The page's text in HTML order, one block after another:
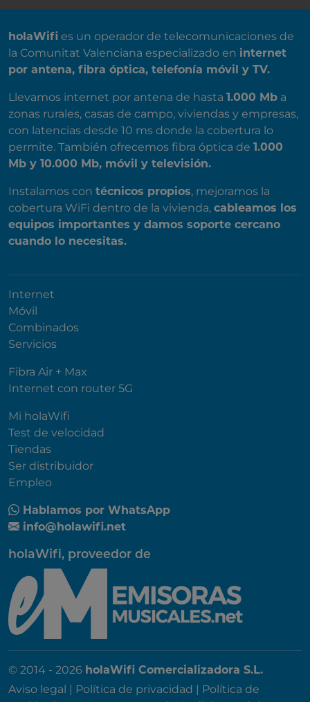
holaWifi es un operador de telecomunicaciones de
la Comunitat Valenciana especializado en internet
por antena, fibra óptica, telefonía móvil y TV.
Llevamos internet por antena de hasta 1.000 Mb a
zonas rurales, casas de campo, viviendas y empresas,
con latencias desde 10 ms donde la cobertura lo
permite. También ofrecemos fibra óptica de 1.000
Mb y 10.000 Mb, móvil y televisión.
Instalamos con técnicos propios, mejoramos la
cobertura WiFi dentro de la vivienda, cableamos los
equipos importantes y damos soporte cercano
cuando lo necesitas.
Internet
Móvil
Combinados
Servicios
Fibra Air + Max
Internet con router 5G
Mi holaWifi
Test de velocidad
Tiendas
Ser distribuidor
Empleo
Hablamos por WhatsApp
info@holawifi.net
holaWifi, proveedor de
© 2014 - 2026 holaWifi Comercializadora S.L.
Aviso legal | Política de privacidad | Política de